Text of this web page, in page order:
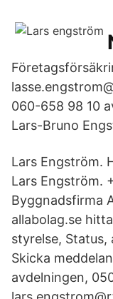
060-658 98 10
Lars-Bruno
Lars Engström.
Lars Engström.
Byggnadsfirma
allabolag.se
styrelse, Status,
Skicka
avdelningen,